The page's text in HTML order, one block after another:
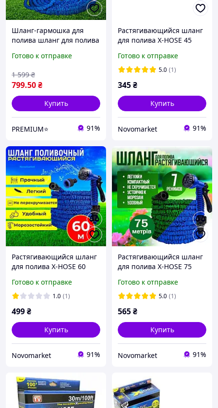
Шланг-гармошка для
полива шланг для полива
метров садовый
поливочный шланг
Готово к отправке
799.50₴
1 599 ₴
Купить
PREMIUM⭐ 91%
Растягивающийся шланг
для полива X-HOSE 45
поливочный с
распылителем
Готово к отправке
5.0 (1)
345₴
Купить
Novomarket 91%
Растягивающийся шланг
для полива X-HOSE 60
поливочный с
распылителем
Готово к отправке
1.0 (1)
499₴
Купить
Novomarket 91%
Растягивающийся шланг
для полива X-HOSE 75
поливочный с
распылителем
Готово к отправке
5.0 (1)
565₴
Купить
Novomarket 91%